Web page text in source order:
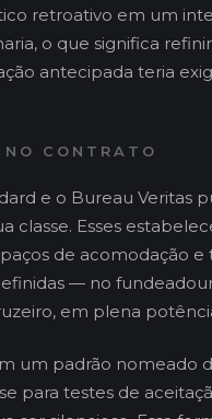
retroativo em um
o que significa
antecipada teria
CONTRATO
e o Bureau Veritas
classe. Esses
de acomodação
— no
em plena
um padrão nomeado
para testes de